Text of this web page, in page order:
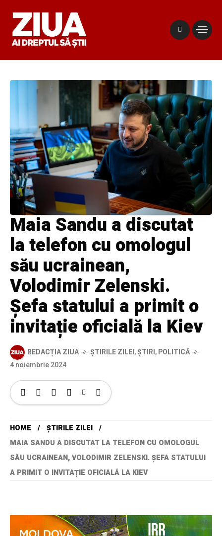
Maia Sandu a discutat
la telefon cu omologul
său ucrainean,
Volodimir Zelenski.
Șefa statului a primit o
invitație oficială la Kiev
REDACȚIA ZIUA ȘTIRILE ZILEI,ȘTIRI,POLITICĂ
4 noiembrie 2024
HOME
ȘTIRILE ZILEI
MAIA SANDU A DISCUTAT LA TELEFON CU OMOLOGUL
SĂU UCRAINEAN, VOLODIMIR ZELENSKI. ȘEFA STATULUI
A PRIMIT O INVITAȚIE OFICIALĂ LA KIEV